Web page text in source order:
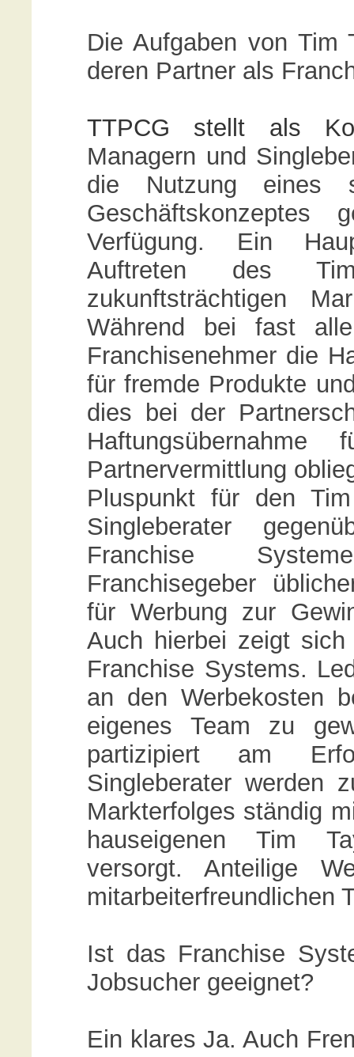
Die Aufgaben von Tim
deren Partner als
TTPCG stellt als
Managern und
die Nutzung eines
Verfügung. Ein
Auftreten des
zukunftsträchtigen
Während bei fast
Franchisenehmer die
für fremde Produkte
dies bei der
Partnervermittlung
Pluspunkt für den
Singleberater
Franchise
Franchisegeber
für Werbung zur
Auch hierbei zeigt
Franchise Systems.
an den Werbekosten
eigenes Team zu
partizipiert am
Singleberater werden
Markterfolges ständig
hauseigenen Tim
versorgt. Anteilige
mitarbeiterfreundlichen
Ist das Franchise
Jobsucher geeignet?
Ein klares Ja. Auch